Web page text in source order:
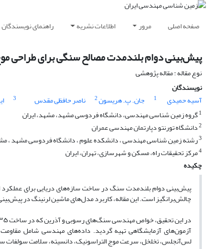
صفحه اصلی مرور اطلاعات نشریه راهنمای نویسندگان
پیش‌بینی دوام بلندمدت مصالح سنگی برای طراحی
نوع مقاله : مقاله پژوهشی
نویسندگان
آسیه حمیدی
1 جان. پ. هریسون2 ناصر حافظی مقدس 3
1گروه زمین شناسی مهندسی، دانشگاه فردوسی مشهد، مشهد، ایران
2دانشگاه تورنتو دپارتمان مهندسی عمران
3رشته زمین شناسی مهندسی ، دانشکده علوم ، دانشگاه فردوسی مشهد ،
4مرکز تحقیقات راه، مسکن و شهرسازی، تهران، ایران
چکیده
چالش‌برانگیز است. این مقاله، کاربرد مدل‌های ماشین لرنینگ در
آزمون‌های آزمایشگاهی تهیه گردید. داده‌های مهندسی شامل
لس‌آنجلس، تخلخل، سرعت موج التراسونیک، دانسیته، سلامت